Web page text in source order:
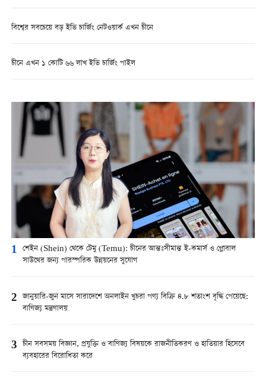
বিশ্বের সবচেয়ে বড় ইভি চার্জিং নেটওয়ার্ক এখন চীনে
চীনে এখন ১ কোটি ৬৬ লাখ ইভি চার্জিং পাইল
1 শেইন (Shein) থেকে টেমু (Temu): চীনের আন্তঃসীমান্ত ই-কমার্স ও গ্লোবাল
সাউথের জন্য পারস্পরিক উন্নয়নের সুযোগ
2 জানুয়ারি-জুন মাসে সারাদেশে অনলাইন খুচরা পণ্য বিক্রি ৪.৮ শতাংশ বৃদ্ধি পেয়েছে:
বাণিজ্য মন্ত্রণালয়
3 চীন সবসময় বিজ্ঞান, প্রযুক্তি ও বাণিজ্য বিষয়কে রাজনীতিকরণ ও হাতিয়ার হিসেবে
ব্যবহারের বিরোধিতা করে